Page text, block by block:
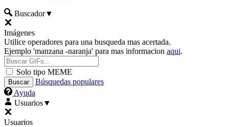
Buscador▼
Imágenes
Utilice operadores para una busqueda mas acertada.
Ejemplo 'manzana -naranja' para mas informacion aqui.
Solo tipo MEME
Búsquedas populares
Ayuda
Usuarios▼
Usuarios